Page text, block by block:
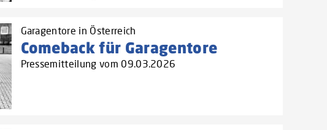
Garagentore in Österreich
Comeback für Garagentore
Pressemitteilung vom 09.03.2026